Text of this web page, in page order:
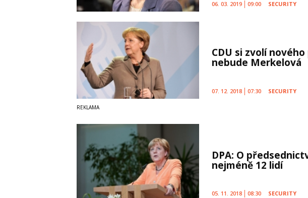
06. 03. 2019 09:00 SECURITY
CDU si zvolí
nebude Merkelová
07. 12. 2018 07:30 SECURITY
DPA: O
nejméně 12 lidí
05. 11. 2018 08:30 SECURITY